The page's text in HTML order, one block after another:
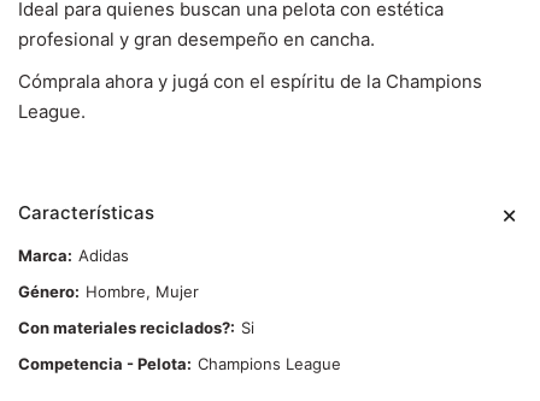
Ideal para quienes buscan una pelota con estética
profesional y gran desempeño en cancha.
Cómprala ahora y jugá con el espíritu de la Champions
League.
Características
Marca
Adidas
Género
Hombre, Mujer
Con materiales reciclados?
Si
Competencia - Pelota
Champions League